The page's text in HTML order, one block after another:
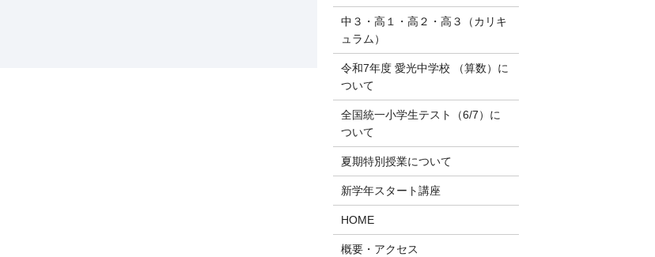
中３・高１・高２・高３（カリキ
ュラム）
令和7年度 愛光中学校 （算数）に
ついて
全国統一小学生テスト（6/7）に
ついて
夏期特別授業について
新学年スタート講座
HOME
概要・アクセス